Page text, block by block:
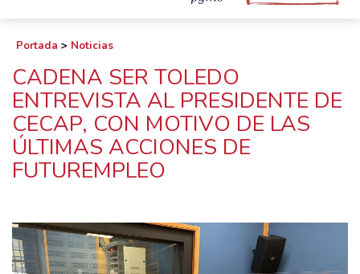
Portada > Noticias
CADENA SER TOLEDO
ENTREVISTA AL PRESIDENTE DE
CECAP, CON MOTIVO DE LAS
ÚLTIMAS ACCIONES DE
FUTUREMPLEO